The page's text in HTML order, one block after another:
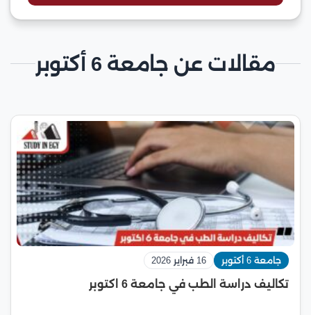
مقالات عن جامعة 6 أكتوبر
جامعة 6 أكتوبر 16 فبراير 2026
تكاليف دراسة الطب في جامعة 6 اكتوبر